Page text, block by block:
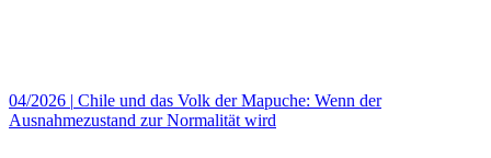
04/2026 | Chile und das Volk der Mapuche: Wenn der
Ausnahmezustand zur Normalität wird